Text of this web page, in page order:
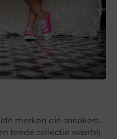
merken die sneakers
brede collectie waarbij